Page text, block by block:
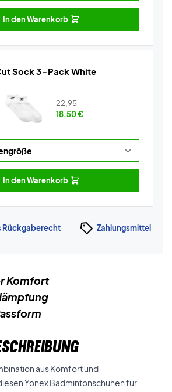
In den Warenkorb
Sock 3-Pack White
22,95
18,50€
In den Warenkorb
Rückgaberecht Zahlungsmittel
Komfort
aus Komfort und
Yonex Badmintonschuhen für